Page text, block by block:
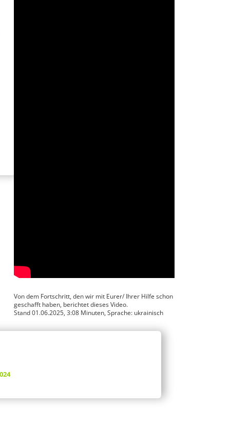
Von dem Fortschritt, den wir mit Eurer/ Ihrer Hilfe schon
geschafft haben, berichtet dieses Video.
Stand 01.06.2025, 3:08 Minuten, Sprache: ukrainisch